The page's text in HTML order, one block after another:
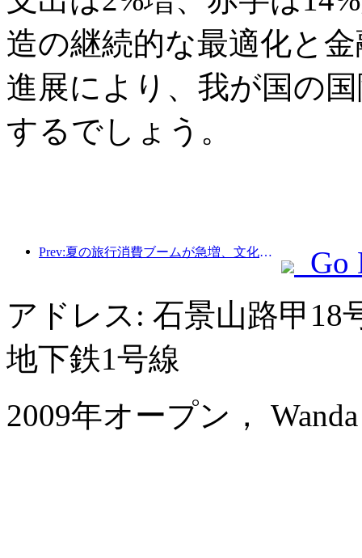
造の継続的な最適化と
進展により、我が国の
するでしょう。
Prev:夏の旅行消費ブームが急増、文化観光市場は革新とアップグレード
Go
アドレス: 石景山路甲18
地下鉄1号線
2009年オープン，